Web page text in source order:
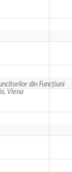
din Funcțiuni
Viena